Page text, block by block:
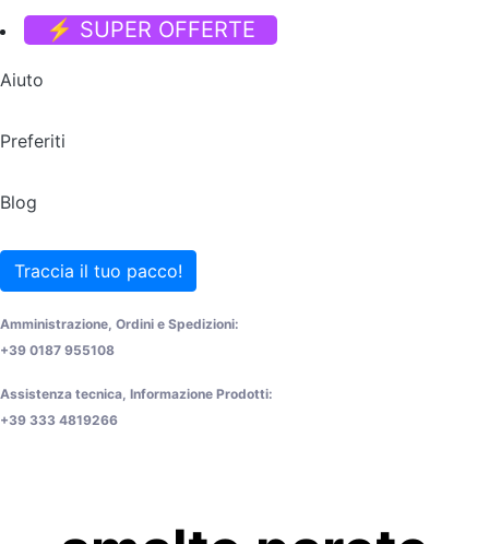
⚡ SUPER OFFERTE
Aiuto
Preferiti
Blog
Traccia il tuo pacco!
Amministrazione, Ordini e Spedizioni:
+39 0187 955108
Assistenza tecnica, Informazione Prodotti:
+39 333 4819266